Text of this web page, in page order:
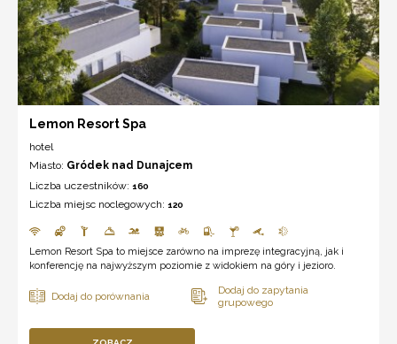
Lemon Resort Spa
hotel
Miasto: Gródek nad Dunajcem
Liczba uczestników: 160
Liczba miejsc noclegowych: 120
Lemon Resort Spa to miejsce zarówno na imprezę integracyjną, jak i
konferencję na najwyższym poziomie z widokiem na góry i jezioro.